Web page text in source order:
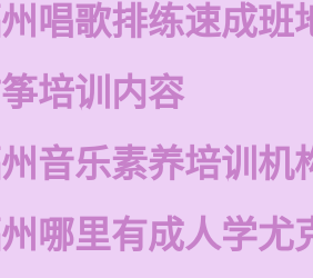
唱歌排练速成班
培训内容
音乐素养培训机
哪里有成人学尤